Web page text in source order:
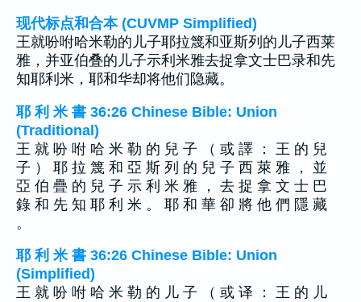
现代标点和合本 (CUVMP Simplified)
王就吩咐哈米勒的儿子耶拉篾和亚斯列的儿子西莱
雅，并亚伯叠的儿子示利米雅去捉拿文士巴录和先
知耶利米，耶和华却将他们隐藏。
耶 利 米 書 36:26 Chinese Bible: Union
(Traditional)
王 就 吩 咐 哈 米 勒 的 兒 子 （ 或 譯 ： 王 的 兒
子 ） 耶 拉 篾 和 亞 斯 列 的 兒 子 西 萊 雅 ， 並
亞 伯 疊 的 兒 子 示 利 米 雅 ， 去 捉 拿 文 士 巴
錄 和 先 知 耶 利 米 。 耶 和 華 卻 將 他 們 隱 藏
。
耶 利 米 書 36:26 Chinese Bible: Union
(Simplified)
王 就 吩 咐 哈 米 勒 的 儿 子 （ 或 译 ： 王 的 儿